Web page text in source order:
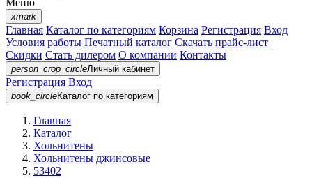
xmark
Главная Каталог по категориям Корзина Регистрация Вход
Условия работы Печатный каталог Скачать прайс-лист
Скидки Стать дилером О компании Контакты
person_crop_circleЛичный кабинет
Регистрация Вход
book_circleКаталог по категориям
Главная
Каталог
Хольнитены
Хольнитены джинсовые
53402